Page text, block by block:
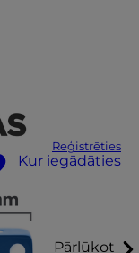
Reģistrēties
Kur iegādāties
Pārlūkot